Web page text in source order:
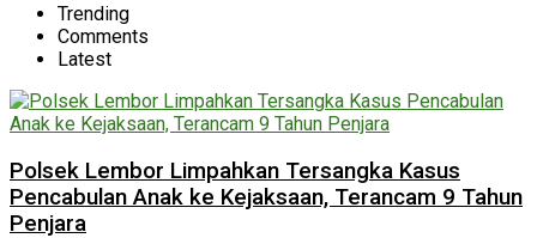
Trending
Comments
Latest
Polsek Lembor Limpahkan Tersangka Kasus
Pencabulan Anak ke Kejaksaan, Terancam 9 Tahun
Penjara